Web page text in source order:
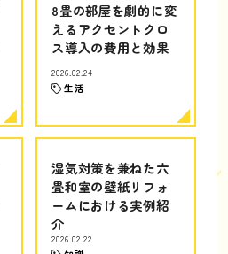
8畳の部屋を劇的に変
えるアクセントクロ
ス導入の費用と効果
2026.02.24
生活
湿気対策を兼ねた六
畳和室の壁紙リフォ
ームにおける実例紹
介
2026.02.22